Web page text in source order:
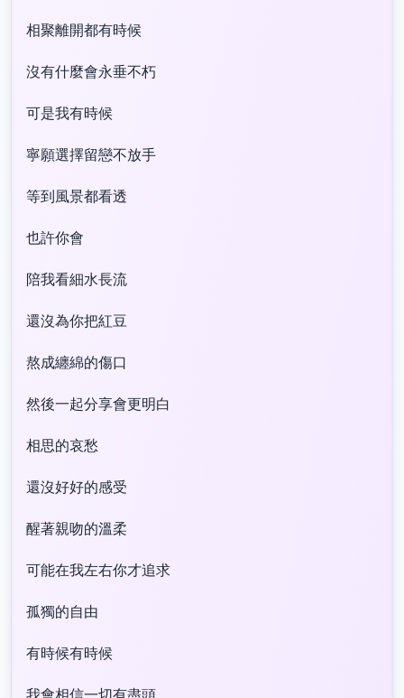
相聚離開都有時候
沒有什麼會永垂不朽
可是我有時候
寧願選擇留戀不放手
等到風景都看透
也許你會
陪我看細水長流
還沒為你把紅豆
熬成纏綿的傷口
然後一起分享會更明白
相思的哀愁
還沒好好的感受
醒著親吻的溫柔
可能在我左右你才追求
孤獨的自由
有時候有時候
我會相信一切有盡頭